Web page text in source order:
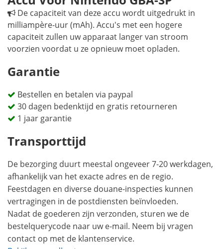
De capaciteit van deze accu wordt uitgedrukt in
milliampère-uur (mAh). Accu's met een hogere
capaciteit zullen uw apparaat langer van stroom
voorzien voordat u ze opnieuw moet opladen.
Garantie
Bestellen en betalen via paypal
30 dagen bedenktijd en gratis retourneren
1 jaar garantie
Transporttijd
De bezorging duurt meestal ongeveer 7-20 werkdagen,
afhankelijk van het exacte adres en de regio.
Feestdagen en diverse douane-inspecties kunnen
vertragingen in de postdiensten beïnvloeden.
Nadat de goederen zijn verzonden, sturen we de
bestelquerycode naar uw e-mail. Neem bij vragen
contact op met de klantenservice.